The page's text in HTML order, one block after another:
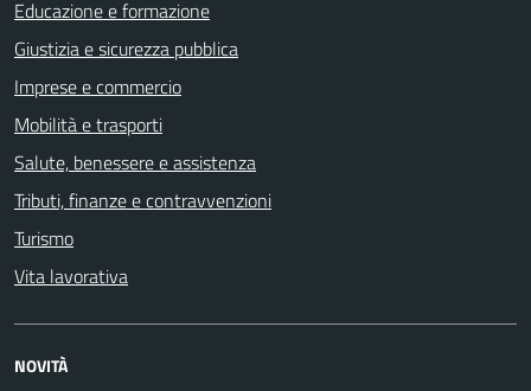
Educazione e formazione
Giustizia e sicurezza pubblica
Imprese e commercio
Mobilità e trasporti
Salute, benessere e assistenza
Tributi, finanze e contravvenzioni
Turismo
Vita lavorativa
NOVITÀ